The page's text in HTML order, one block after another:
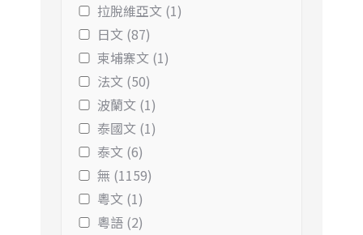
拉脫維亞文 (1)
日文 (87)
柬埔寨文 (1)
法文 (50)
波蘭文 (1)
泰國文 (1)
泰文 (6)
無 (1159)
粵文 (1)
粵語 (2)